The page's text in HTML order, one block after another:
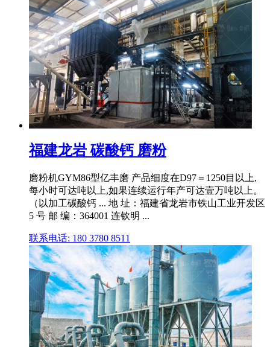
福建龙岩 碳酸钙 磨粉
磨粉机GYM86型亿丰磨 产品细度在D97＝1250目以上,
每小时可达吨以上,如果连续运行年产可达壹万吨以上。
（以加工碳酸钙 ... 地 址：福建省龙岩市铁山工业开发区
5 号 邮 编：364001 连钦明 ...
联系电话: 180 3780 8511